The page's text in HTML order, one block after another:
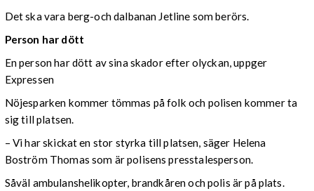
Det ska vara berg-och dalbanan Jetline som berörs.
Person har dött
En person har dött av sina skador efter olyckan, uppger
Expressen
Nöjesparken kommer tömmas på folk och polisen kommer ta
sig till platsen.
– Vi har skickat en stor styrka till platsen, säger Helena
Boström Thomas som är polisens presstalesperson.
Såväl ambulanshelikopter, brandkåren och polis är på plats.